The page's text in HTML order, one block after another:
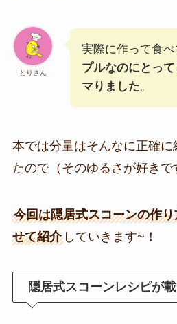
とりさん
実際に作って食べ
プルなのにとっ
マりました。
本では分量はそんなに正確に
たので（そのゆるさが好きで
今回は隠居式スコーンの作
せて紹介していきます~！
隠居式スコーンレシピが